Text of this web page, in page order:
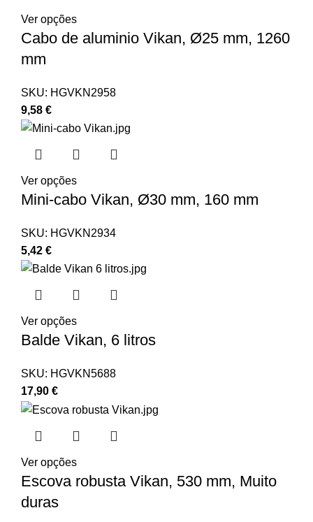
Ver opções
Cabo de aluminio Vikan, Ø25 mm, 1260
mm
SKU: HGVKN2958
9,58 €
Ver opções
Mini-cabo Vikan, Ø30 mm, 160 mm
SKU: HGVKN2934
5,42 €
Ver opções
Balde Vikan, 6 litros
SKU: HGVKN5688
17,90 €
Ver opções
Escova robusta Vikan, 530 mm, Muito
duras